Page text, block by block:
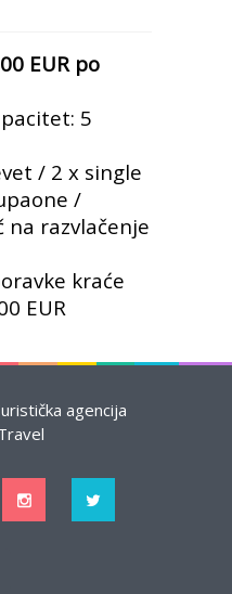
EUR po
5
/ 2 x single
/
na razvlačenje
kraće
EUR
agencija